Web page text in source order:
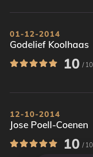
01-12-2014
Godelief Koolhaas
10 / 10
12-10-2014
Jose Poell-Coenen
10 / 10